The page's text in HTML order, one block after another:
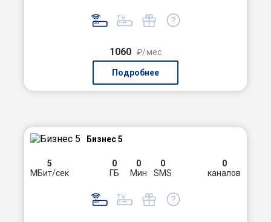
1060 ₽/мес
Подробнее
Бизнес 5
5
МБит/сек
0
ГБ
0
Мин
0
SMS
0
каналов